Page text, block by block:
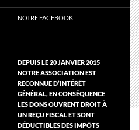
NOTRE FACEBOOK
DEPUIS LE 20 JANVIER 2015
NOTRE ASSOCIATION EST
RECONNUE D’INTÉRÊT
GÉNÉRAL, EN CONSÉQUENCE
LES DONS OUVRENT DROIT À
UN REÇU FISCAL ET SONT
DÉDUCTIBLES DES IMPÔTS